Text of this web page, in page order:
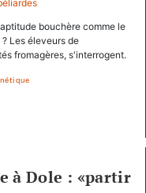
ressource
à
Mamirolle
bouchère comme le
Les éleveurs de
fromagères, s'interrogent.
à Dole : «partir